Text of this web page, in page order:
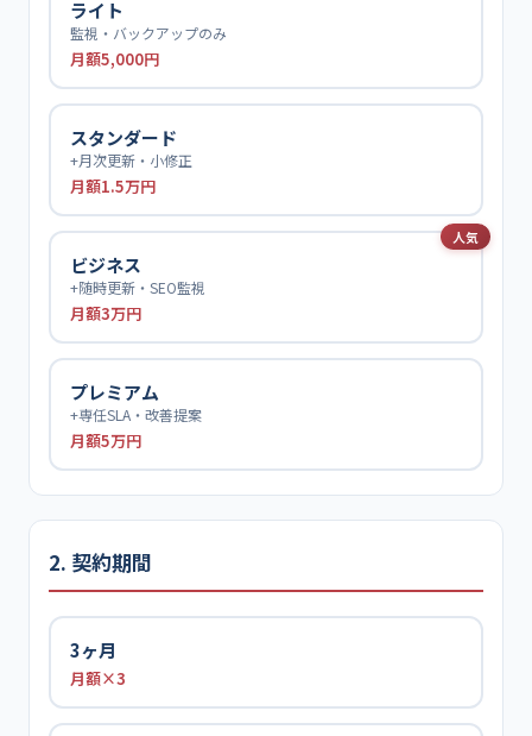
ライト
監視・バックアップのみ
月額5,000円
スタンダード
+月次更新・小修正
月額1.5万円
人気
ビジネス
+随時更新・SEO監視
月額3万円
プレミアム
+専任SLA・改善提案
月額5万円
2. 契約期間
3ヶ月
月額×3